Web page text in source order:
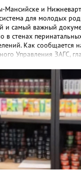
Мансийске и
для молодых
и самый важный
в стенах
Как сообщается
Управления ЗАГС,
дни после
на базе крупнейших
«Теперь
время, записываться
регистрации рождения
семья еще находится
ведомстве.
в Сургуте, Ханты-
обещают
страницах ведомств.